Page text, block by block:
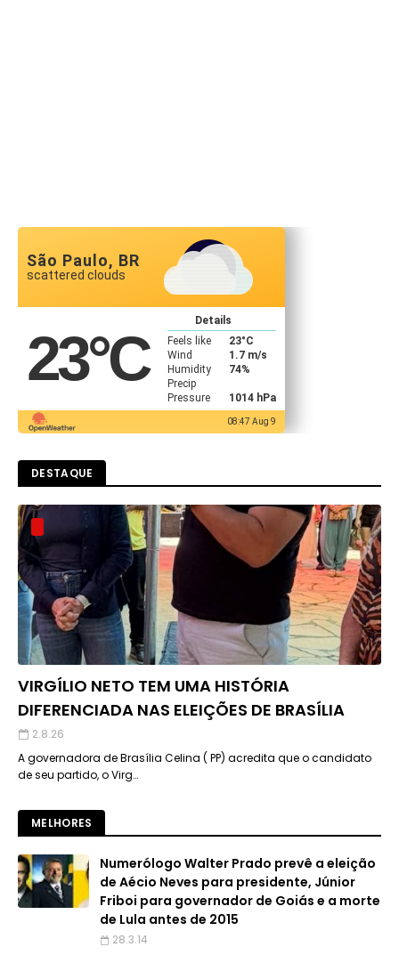
São Paulo, BR
scattered clouds
23°C
Details
Feels like
23°C
Wind
1.7 m/s
Humidity
74%
Precip
Pressure
1014 hPa
08:47 Aug 9
DESTAQUE
VIRGÍLIO NETO TEM UMA HISTÓRIA
DIFERENCIADA NAS ELEIÇÕES DE BRASÍLIA
2.8.26
A governadora de Brasília Celina ( PP) acredita que o candidato
de seu partido, o Virg…
MELHORES
Numerólogo Walter Prado prevê a eleição
de Aécio Neves para presidente, Júnior
Friboi para governador de Goiás e a morte
de Lula antes de 2015
28.3.14